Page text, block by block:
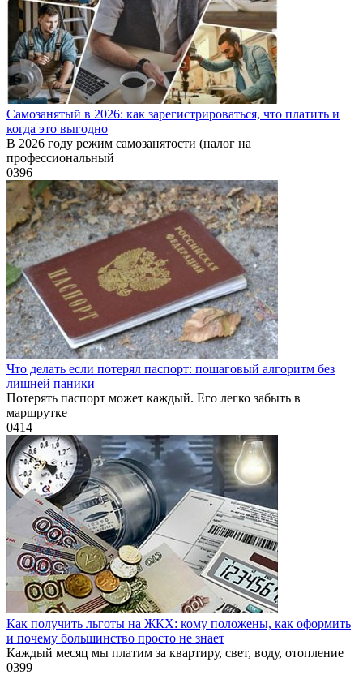
Самозанятый в 2026: как зарегистрироваться, что платить и
когда это выгодно
В 2026 году режим самозанятости (налог на
профессиональный
0396
Что делать если потерял паспорт: пошаговый алгоритм без
лишней паники
Потерять паспорт может каждый. Его легко забыть в
маршрутке
0414
Как получить льготы на ЖКХ: кому положены, как оформить
и почему большинство просто не знает
Каждый месяц мы платим за квартиру, свет, воду, отопление
0399